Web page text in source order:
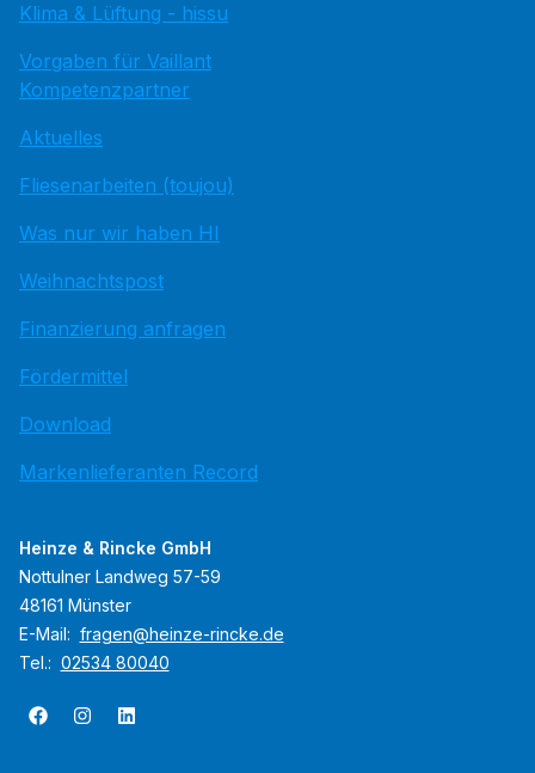
Klima & Lüftung - hissu
Vorgaben für Vaillant
Kompetenzpartner
Aktuelles
Fliesenarbeiten (toujou)
Was nur wir haben HI
Weihnachtspost
Finanzierung anfragen
Fördermittel
Download
Markenlieferanten Record
Heinze & Rincke GmbH
Nottulner Landweg 57-59
48161 Münster
E-Mail: fragen@heinze-rincke.de
Tel.: 02534 80040